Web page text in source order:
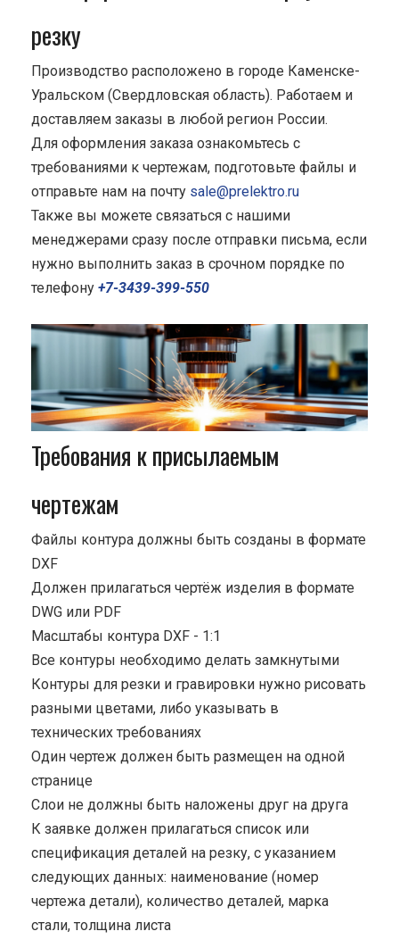
резку
Производство расположено в городе Каменске-
Уральском (Свердловская область). Работаем и
доставляем заказы в любой регион России.
Для оформления заказа ознакомьтесь с
требованиями к чертежам, подготовьте файлы и
отправьте нам на почту sale@prelektro.ru
Также вы можете связаться с нашими
менеджерами сразу после отправки письма, если
нужно выполнить заказ в срочном порядке по
телефону +7-3439-399-550
Требования к присылаемым
чертежам
Файлы контура должны быть созданы в формате
DXF
Должен прилагаться чертёж изделия в формате
DWG или PDF
Масштабы контура DXF - 1:1
Все контуры необходимо делать замкнутыми
Контуры для резки и гравировки нужно рисовать
разными цветами, либо указывать в
технических требованиях
Один чертеж должен быть размещен на одной
странице
Cлои не должны быть наложены друг на друга
К заявке должен прилагаться список или
спецификация деталей на резку, с указанием
следующих данных: наименование (номер
чертежа детали), количество деталей, марка
стали, толщина листа